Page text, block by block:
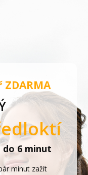
ZDARMA
do 6 minut
minut zažít